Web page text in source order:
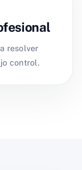
resolver
control.